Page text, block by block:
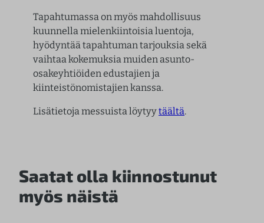
Tapahtumassa on myös mahdollisuus
kuunnella mielenkiintoisia luentoja,
hyödyntää tapahtuman tarjouksia sekä
vaihtaa kokemuksia muiden asunto-
osakeyhtiöiden edustajien ja
kiinteistönomistajien kanssa.
Lisätietoja messuista löytyytäältä.
Saatat olla kiinnostunut
myös näistä